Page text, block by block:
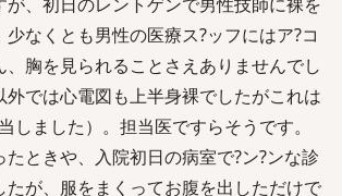
少なくとも男性の医療ス?ッフにはア?コ
胸を見られることさえありませんでし
外では心電図も上半身裸でしたがこれは
しました）。担当医ですらそうです。
ときや、入院初日の病室で?ン?ンな診
たが、服をまくってお腹を出しただけで